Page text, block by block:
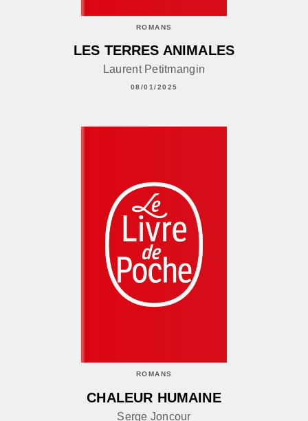
ROMANS
LES TERRES ANIMALES
Laurent Petitmangin
08/01/2025
ROMANS
CHALEUR HUMAINE
Serge Joncour